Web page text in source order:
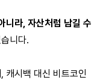
니라, 자산처럼 남길 수
니다.
캐시백 대신 비트코인